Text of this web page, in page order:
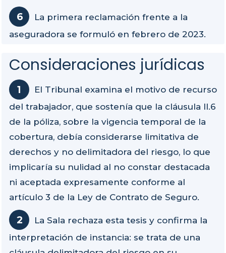
La primera reclamación frente a la
aseguradora se formuló en febrero de 2023.
Consideraciones jurídicas
El Tribunal examina el motivo de recurso
del trabajador, que sostenía que la cláusula II.6
de la póliza, sobre la vigencia temporal de la
cobertura, debía considerarse limitativa de
derechos y no delimitadora del riesgo, lo que
implicaría su nulidad al no constar destacada
ni aceptada expresamente conforme al
artículo 3 de la Ley de Contrato de Seguro.
La Sala rechaza esta tesis y confirma la
interpretación de instancia: se trata de una